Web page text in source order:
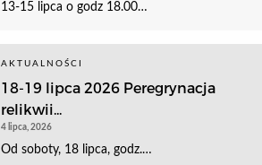
13-15 lipca o godz 18.00…
AKTUALNOŚCI
18-19 lipca 2026 Peregrynacja
relikwii...
4 lipca, 2026
Od soboty, 18 lipca, godz.…